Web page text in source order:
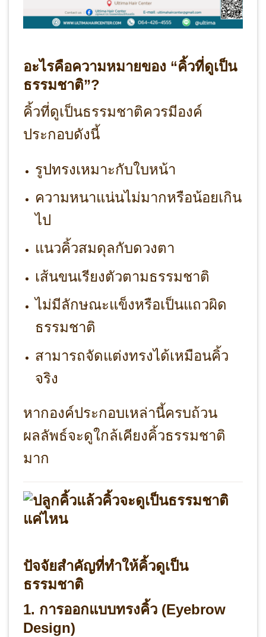
อะไรคือความหมายของ “คิ้วที่ดูเป็น
ธรรมชาติ”?
คิ้วที่ดูเป็นธรรมชาติควรมีองค์
ประกอบดังนี้
รูปทรงเหมาะกับใบหน้า
ความหนาแน่นไม่มากหรือน้อยเกิน
ไป
แนวคิ้วสมดุลกับดวงตา
เส้นขนเรียงตัวตามธรรมชาติ
ไม่มีลักษณะแข็งหรือเป็นแถวผิด
ธรรมชาติ
สามารถจัดแต่งทรงได้เหมือนคิ้ว
จริง
หากองค์ประกอบเหล่านี้ครบถ้วน
ผลลัพธ์จะดูใกล้เคียงคิ้วธรรมชาติ
มาก
ปัจจัยสำคัญที่ทำให้คิ้วดูเป็น
ธรรมชาติ
1. การออกแบบทรงคิ้ว (Eyebrow
Design)